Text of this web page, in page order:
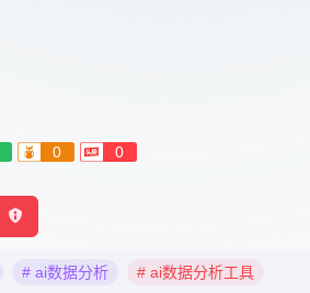
0 0
# ai数据分析
# ai数据分析工具